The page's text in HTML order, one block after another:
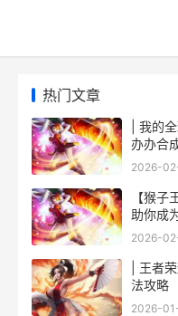
热门文章
| 我的
办办合
2026-
【猴
助你成
2026-
| 王者
法攻略
2026-